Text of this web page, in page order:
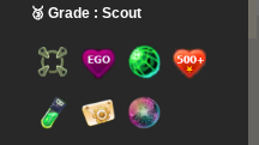
🥉 Grade : Scout